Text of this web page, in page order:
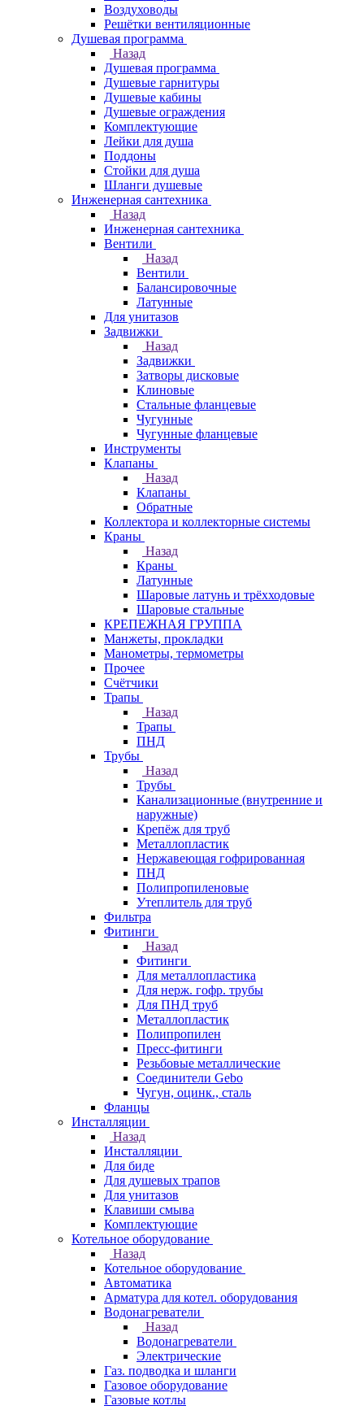
Воздуховоды
Решётки вентиляционные
Душевая программа
Назад
Душевая программа
Душевые гарнитуры
Душевые кабины
Душевые ограждения
Комплектующие
Лейки для душа
Поддоны
Стойки для душа
Шланги душевые
Инженерная сантехника
Назад
Инженерная сантехника
Вентили
Назад
Вентили
Балансировочные
Латунные
Для унитазов
Задвижки
Назад
Задвижки
Затворы дисковые
Клиновые
Стальные фланцевые
Чугунные
Чугунные фланцевые
Инструменты
Клапаны
Назад
Клапаны
Обратные
Коллектора и коллекторные системы
Краны
Назад
Краны
Латунные
Шаровые латунь и трёхходовые
Шаровые стальные
КРЕПЕЖНАЯ ГРУППА
Манжеты, прокладки
Манометры, термометры
Прочее
Счётчики
Трапы
Назад
Трапы
ПНД
Трубы
Назад
Трубы
Канализационные (внутренние и
наружные)
Крепёж для труб
Металлопластик
Нержавеющая гофрированная
ПНД
Полипропиленовые
Утеплитель для труб
Фильтра
Фитинги
Назад
Фитинги
Для металлопластика
Для нерж. гофр. трубы
Для ПНД труб
Металлопластик
Полипропилен
Пресс-фитинги
Резьбовые металлические
Соединители Gebo
Чугун, оцинк., сталь
Фланцы
Инсталляции
Назад
Инсталляции
Для биде
Для душевых трапов
Для унитазов
Клавиши смыва
Комплектующие
Котельное оборудование
Назад
Котельное оборудование
Автоматика
Арматура для котел. оборудования
Водонагреватели
Назад
Водонагреватели
Электрические
Газ. подводка и шланги
Газовое оборудование
Газовые котлы